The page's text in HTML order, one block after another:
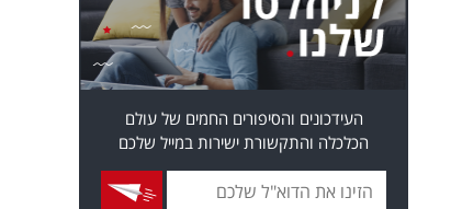
העידכונים והסיפורים החמים של עולם
הכלכלה והתקשורת ישירות במייל שלכם